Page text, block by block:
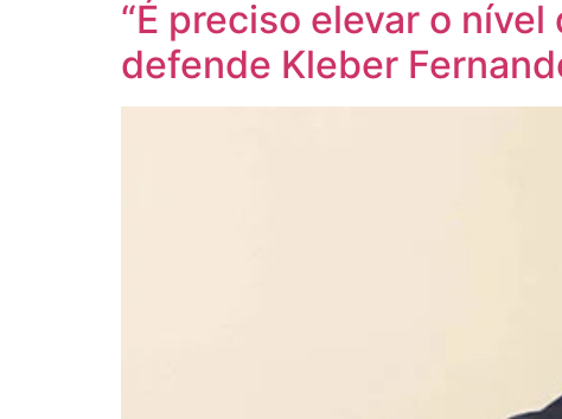
“É preciso elevar o
defende Kleber